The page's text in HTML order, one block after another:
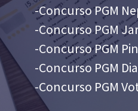
-Concurso PGM
-Concurso PGM
-Concurso PGM
-Concurso PGM
-Concurso PGM